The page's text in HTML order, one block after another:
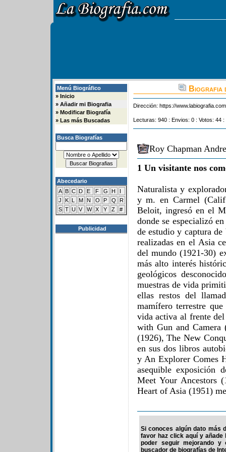
Menú Biográfico
» Inicio
» Añadir mi Biografia
» Modificar Biografía
» Las más Buscadas
Busca Biografías
Abecedario
A B C D E F G H
I
J
K L M N O P Q
R
S T U V W X Y Z #
Publicidad
Biografia
Dirección: https://
Lecturas: 940 : Envios: 0 : Votos: 44
Roy Chapman
1 Un visitante nos
Naturalista y
y m. en Carmel
Beloit, ingresó en el
donde se especializó
de estudio y captura
realizadas en el Asia
del mundo (1921-30)
más alto interés
geológicos
muestras de vida
ellas restos del
mamífero terrestre
vida activa al frente
with Gun and
(1926), The New
en sus dos libros
y An Explorer Comes
asequible exposición
Meet Your Ancestors
Heart of Asia (1951)
Si conoces algún dato más
favor haz click aquí y
poder seguir mejorando y
buscador de biografías de